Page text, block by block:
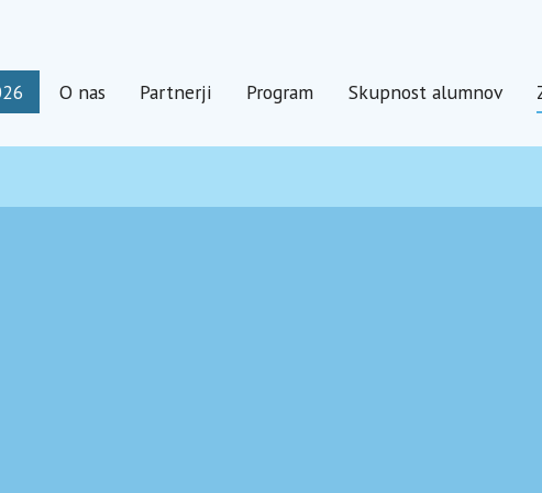
O nas Partnerji Program Skupnost alumnov